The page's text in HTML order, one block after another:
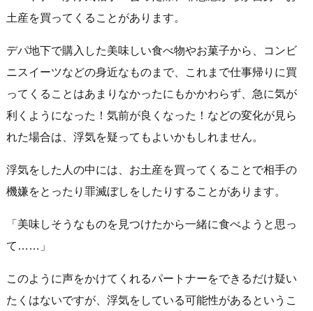
土産を買ってくることがあります。
デパ地下で購入した美味しい食べ物やお菓子から、コンビ
ニスイーツなどの身近なものまで、これまで仕事帰りに買
ってくることはあまりなかったにもかかわらず、急に気が
利くようになった！気前が良くなった！などの変化が見ら
れた場合は、浮気を疑ってもよいかもしれません。
浮気をした人の中には、お土産を買ってくることで相手の
機嫌をとったり罪滅ぼしをしたりすることがあります。
「美味しそうなものを見つけたから一緒に食べようと思っ
て……」
このように声をかけてくれるパートナーをできるだけ疑い
たくはないですが、浮気をしている可能性があるというこ